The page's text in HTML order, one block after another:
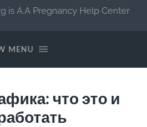
is A.A Pregnancy Help Center
MENU
что это и